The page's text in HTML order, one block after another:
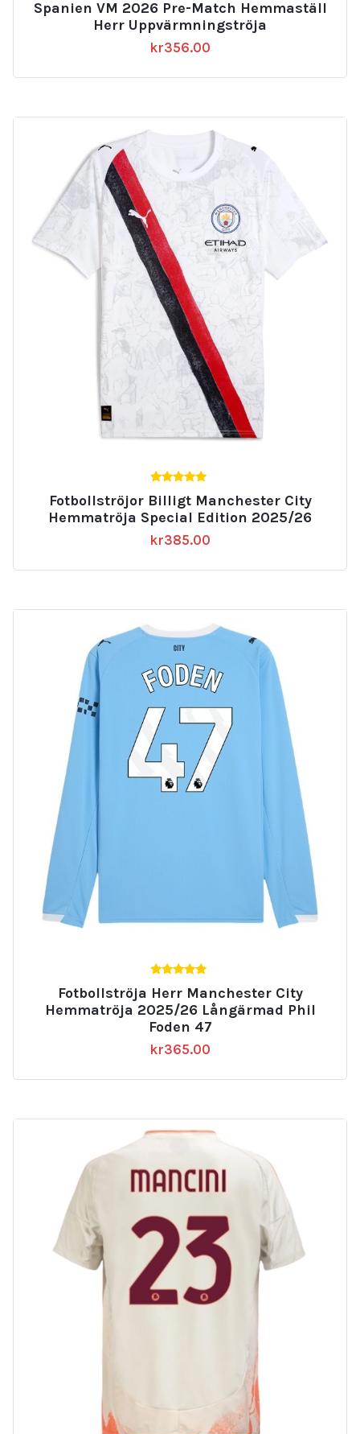
Spanien VM 2026 Pre-Match Hemmaställ
Herr Uppvärmningströja
kr356.00
av 5
Fotbollströjor Billigt Manchester City
Hemmatröja Special Edition 2025/26
kr385.00
av 5
Fotbollströja Herr Manchester City
Hemmatröja 2025/26 Långärmad Phil
Foden 47
kr365.00